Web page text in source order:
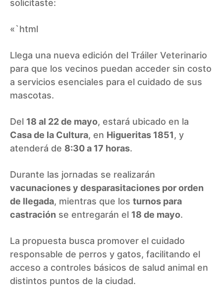
solicitaste:
«`html
Llega una nueva edición del Tráiler Veterinario
para que los vecinos puedan acceder sin costo
a servicios esenciales para el cuidado de sus
mascotas.
Del 18 al 22 de mayo, estará ubicado en la
Casa de la Cultura, en Higueritas 1851, y
atenderá de 8:30 a 17 horas.
Durante las jornadas se realizarán
vacunaciones y desparasitaciones por orden
de llegada, mientras que los turnos para
castración se entregarán el 18 de mayo.
La propuesta busca promover el cuidado
responsable de perros y gatos, facilitando el
acceso a controles básicos de salud animal en
distintos puntos de la ciudad.